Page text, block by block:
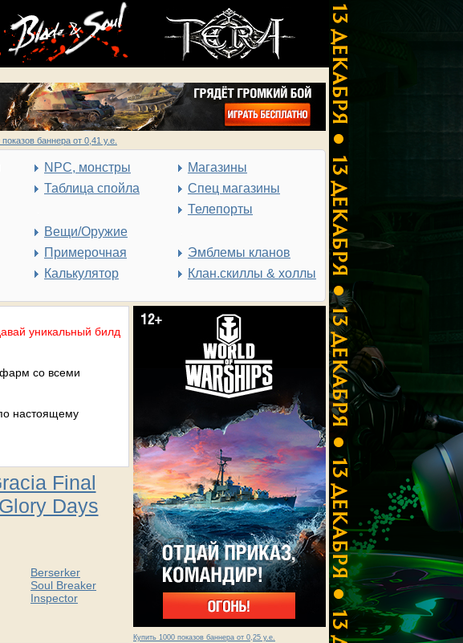
баннера от 0,41 у.е.
NPC, монстры
Таблица спойла
Вещи/Оружие
Примерочная
Калькулятор
Магазины
Спец магазины
Телепорты
Эмблемы кланов
Клан.скиллы & холлы
Купить 1000 показов баннера от 0,25 у.е.
уникальный билд
со всеми
настоящему
Final
Days
Berserker
Soul Breaker
Inspector